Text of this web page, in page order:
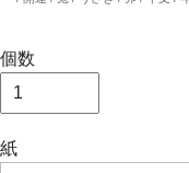
個数
紙